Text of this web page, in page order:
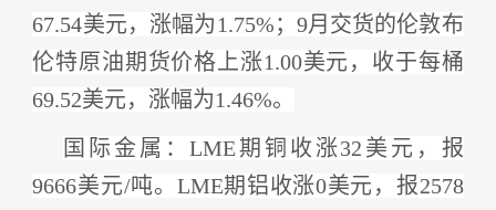
67.54美元，涨幅为1.75%；9月交货的伦敦布
伦特原油期货价格上涨1.00美元，收于每桶
69.52美元，涨幅为1.46%。
国际金属：LME期铜收涨32美元，报
9666美元/吨。LME期铝收涨0美元，报2578